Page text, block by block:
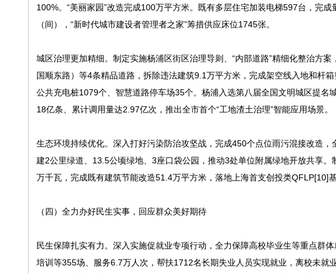
100%。“美丽家园”改造完成100万平方米。既有多层住宅加装电梯597台，完
（间），“新时代城市建设者管理者之家”筹措供应床位1745张。
城区治理更加精细。制定实施杨浦区街区治理导则、“内部道路”精细化整治方
国顺东路）等4条精品道路，拆除违法建筑9.1万平方米，完成架空线入地和杆
公共充电桩1079个、智慧道路停车场35个。杨浦入选第八届全国文明城区提名
18亿条、累计调用量达2.97亿次，推出全市首个“工地渣土治理”智能应用场景。
生态环境持续优化。深入打好污染防治攻坚战，完成450个点位雨污混接改造
建2公里绿道、13.5公顷绿地、3座口袋公园，推动3处单位附属绿地开放共享
万千瓦，完成既有建筑节能改造51.4万平方米，落地上海首支创投类QFLP[10]基
（四）全力办好民生实事，回应群众美好期待
民生保障扎实有力。深入实施促就业专项行动，全力保障高校毕业生等重点群
培训等355场、服务6.7万人次，帮扶1712名长期失业人员实现就业，离校未就